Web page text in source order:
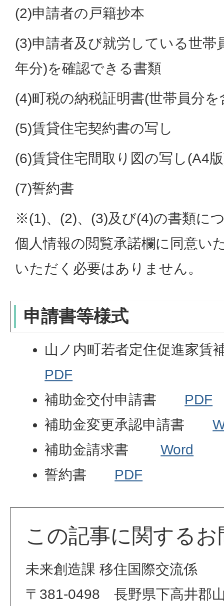
(2)申請者の戸籍抄本
(3)申請者及び就労している世帯
年分)を確認できる書類
(4)町税の納税証明書(世帯員分を
(5)賃貸住宅契約書の写し
(6)賃貸住宅間取り図の写し(A4
(7)誓約書
※(1)、(2)、(3)及び(4)の書類に
個人情報の閲覧承諾欄に同意い
いただく必要はありません。
申請書等様式
山ノ内町若者定住促進家
PDF
補助金交付申請書 PDF
補助金変更承認申請書
補助金請求書Word
誓約書 PDF
この記事に関する
未来創造課 移住国際交流係
〒381-0498 長野県下高井郡